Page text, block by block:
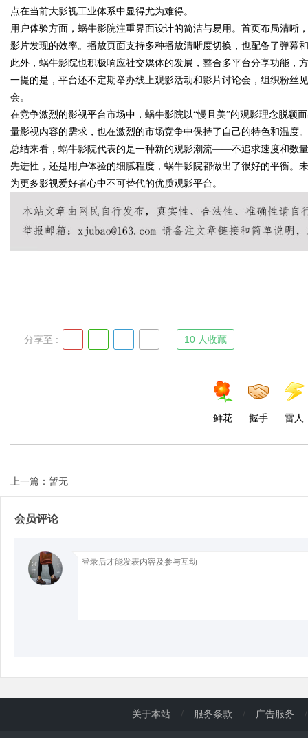
!
Bo
点在当前大影视工业体系中显得尤为难得。
用户体验方面，蜗牛影院注重界面设计的简洁与易用。首页布局清晰
影片发现的效率。播放页面支持多种播放清晰度切换，也配备了弹幕
此外，蜗牛影院也积极响应社交媒体的发展，整合多平台分享功能，
一提的是，平台还不定期举办线上观影活动和影片讨论会，组织粉丝
会。
在竞争激烈的影视平台市场中，蜗牛影院以“慢且美”的观影理念脱颖
量影视内容的需求，也在激烈的市场竞争中保持了自己的特色和温度。
总结来看，蜗牛影院代表的是一种新的观影潮流——不追求速度和数
先进性，还是用户体验的细腻程度，蜗牛影院都做出了很好的平衡。
为更多影视爱好者心中不可替代的优质观影平台。
分享至 : 10 人收藏
鲜花 握手 雷人
上一篇：暂无
会员评论
关于本站 / 服务条款 / 广告服务 /